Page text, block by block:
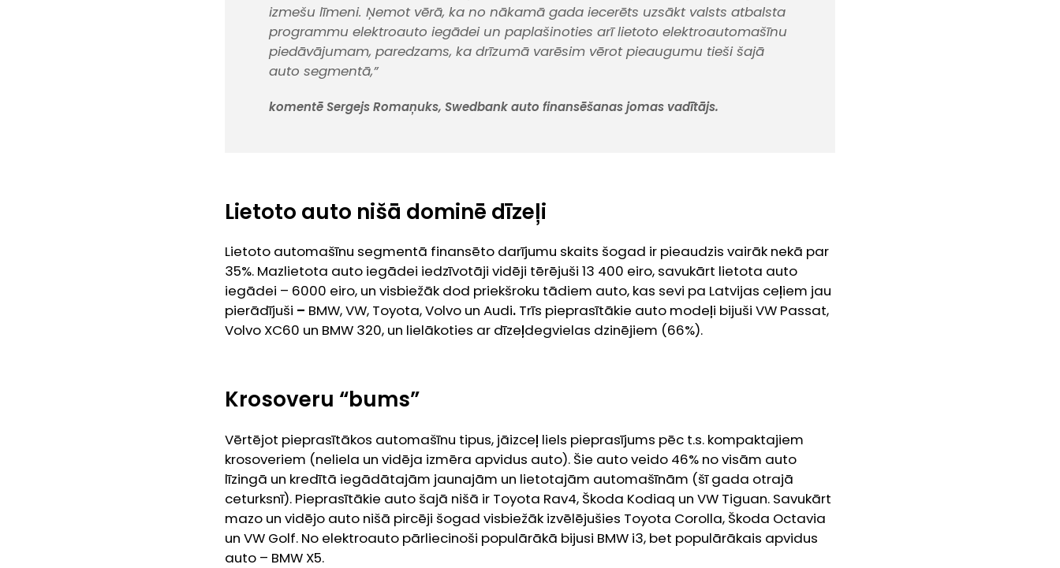
izmešu līmeni. Ņemot vērā, ka no nākamā gada iecerēts uzsākt valsts atbalsta
programmu elektroauto iegādei un paplašinoties arī lietoto elektroautomašīnu
piedāvājumam, paredzams, ka drīzumā varēsim vērot pieaugumu tieši šajā
auto segmentā,”
komentē Sergejs Romaņuks, Swedbank auto finansēšanas jomas vadītājs.
Lietoto auto nišā dominē dīzeļi
Lietoto automašīnu segmentā finansēto darījumu skaits šogad ir pieaudzis vairāk nekā par
35%. Mazlietota auto iegādei iedzīvotāji vidēji tērējuši 13 400 eiro, savukārt lietota auto
iegādei – 6000 eiro, un visbiežāk dod priekšroku tādiem auto, kas sevi pa Latvijas ceļiem jau
pierādījuši – BMW, VW, Toyota, Volvo un Audi. Trīs pieprasītākie auto modeļi bijuši VW Passat,
Volvo XC60 un BMW 320, un lielākoties ar dīzeļdegvielas dzinējiem (66%).
Krosoveru “bums”
Vērtējot pieprasītākos automašīnu tipus, jāizceļ liels pieprasījums pēc t.s. kompaktajiem
krosoveriem (neliela un vidēja izmēra apvidus auto). Šie auto veido 46% no visām auto
līzingā un kredītā iegādātajām jaunajām un lietotajām automašīnām (šī gada otrajā
ceturksnī). Pieprasītākie auto šajā nišā ir Toyota Rav4, Škoda Kodiaq un VW Tiguan. Savukārt
mazo un vidējo auto nišā pircēji šogad visbiežāk izvēlējušies Toyota Corolla, Škoda Octavia
un VW Golf. No elektroauto pārliecinoši populārākā bijusi BMW i3, bet populārākais apvidus
auto – BMW X5.